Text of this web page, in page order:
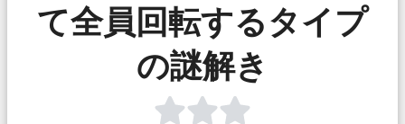
て全員回転するタイプ
の謎解き